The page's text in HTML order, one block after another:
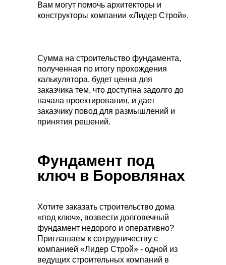
Вам могут помочь архитекторы и
конструкторы компании «Лидер Строй».
Сумма на строительство фундамента,
полученная по итогу прохождения
калькулятора, будет ценна для
заказчика тем, что доступна задолго до
начала проектирования, и дает
заказчику повод для размышлений и
принятия решений.
Фундамент под
ключ в Боровлянах
Хотите заказать строительство дома
«под ключ», возвести долговечный
фундамент недорого и оперативно?
Приглашаем к сотрудничеству с
компанией «Лидер Строй» - одной из
ведущих строительных компаний в